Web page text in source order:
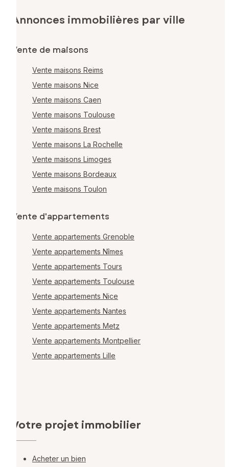
Annonces immobilières par ville
Vente de maisons
Vente maisons Reims
Vente maisons Nice
Vente maisons Caen
Vente maisons Toulouse
Vente maisons Brest
Vente maisons La Rochelle
Vente maisons Limoges
Vente maisons Bordeaux
Vente maisons Toulon
Vente d'appartements
Vente appartements Grenoble
Vente appartements Nîmes
Vente appartements Tours
Vente appartements Toulouse
Vente appartements Nice
Vente appartements Nantes
Vente appartements Metz
Vente appartements Montpellier
Vente appartements Lille
Votre projet immobilier
Acheter un bien